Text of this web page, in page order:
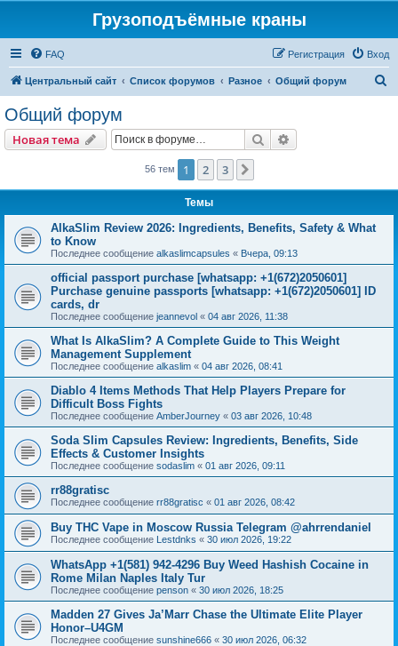
Грузоподъёмные краны
FAQ Вход
Регистрация
Центральный сайт Список форумов Разное Общий форум
Общий форум
Новая тема Поиск
56 тем 1 2 3
Темы
AlkaSlim Review 2026: Ingredients, Benefits, Safety & What
to Know
Последнее сообщение alkaslimcapsules « Вчера, 09:13
official passport purchase [whatsapp: +1(672)2050601]
Purchase genuine passports [whatsapp: +1(672)2050601] ID
cards, dr
Последнее сообщение jeannevol « 04 авг 2026, 11:38
What Is AlkaSlim? A Complete Guide to This Weight
Management Supplement
Последнее сообщение alkaslim « 04 авг 2026, 08:41
Diablo 4 Items Methods That Help Players Prepare for
Difficult Boss Fights
Последнее сообщение AmberJourney « 03 авг 2026, 10:48
Soda Slim Capsules Review: Ingredients, Benefits, Side
Effects & Customer Insights
Последнее сообщение sodaslim « 01 авг 2026, 09:11
rr88gratisc
Последнее сообщение rr88gratisc « 01 авг 2026, 08:42
Buy THC Vape in Moscow Russia Telegram @ahrrendaniel
Последнее сообщение Lestdnks « 30 июл 2026, 19:22
WhatsApp +1(581) 942-4296 Buy Weed Hashish Cocaine in
Rome Milan Naples Italy Tur
Последнее сообщение penson « 30 июл 2026, 18:25
Madden 27 Gives Ja’Marr Chase the Ultimate Elite Player
Honor–U4GM
Последнее сообщение sunshine666 « 30 июл 2026, 06:32